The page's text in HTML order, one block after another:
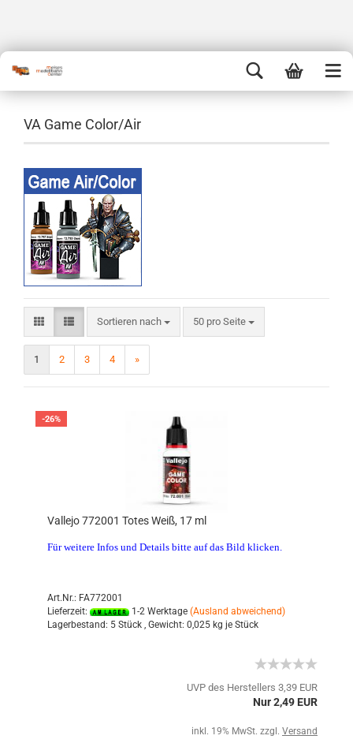
VA Game Color/Air
Sortieren nach 50 pro Seite
1 2 3 4 »
-26%
Vallejo 772001 Totes Weiß, 17 ml
Für weitere Infos und Details bitte auf das Bild klicken.
Art.Nr.: FA772001
Lieferzeit:
1-2 Werktage (Ausland abweichend)
Lagerbestand: 5 Stück , Gewicht: 0,025 kg je Stück
UVP des Herstellers 3,39 EUR
Nur 2,49 EUR
inkl. 19% MwSt. zzgl. Versand